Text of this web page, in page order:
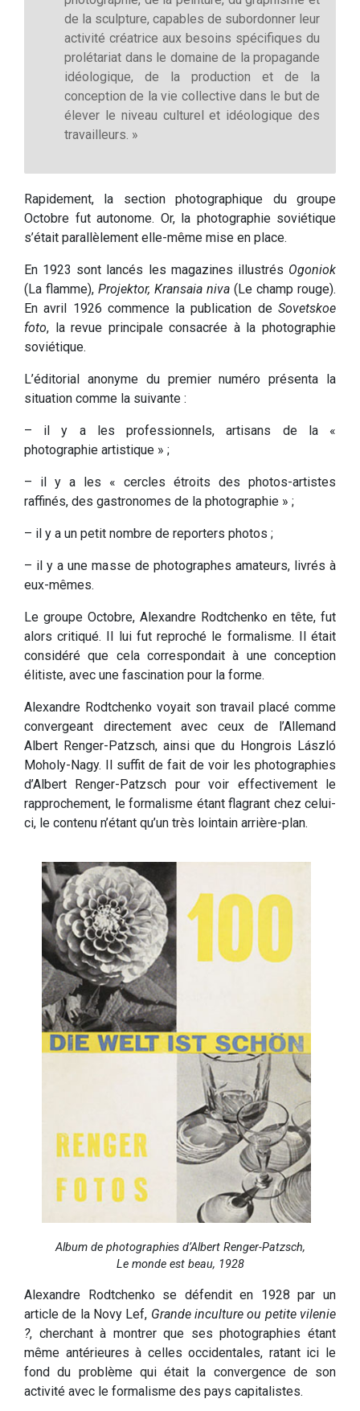
de la sculpture, capables de subordonner leur
activité créatrice aux besoins spécifiques du
prolétariat dans le domaine de la propagande
idéologique, de la production et de la
conception de la vie collective dans le but de
élever le niveau culturel et idéologique des
travailleurs. »
Rapidement, la section photographique du groupe
Octobre fut autonome. Or, la photographie soviétique
s’était parallèlement elle-même mise en place.
En 1923 sont lancés les magazines illustrés Ogoniok
(La flamme), Projektor, Kransaia niva (Le champ rouge).
En avril 1926 commence la publication de Sovetskoe
foto, la revue principale consacrée à la photographie
soviétique.
L’éditorial anonyme du premier numéro présenta la
situation comme la suivante :
– il y a les professionnels, artisans de la «
photographie artistique » ;
– il y a les « cercles étroits des photos-artistes
raffinés, des gastronomes de la photographie » ;
– il y a un petit nombre de reporters photos ;
– il y a une masse de photographes amateurs, livrés à
eux-mêmes.
Le groupe Octobre, Alexandre Rodtchenko en tête, fut
alors critiqué. Il lui fut reproché le formalisme. Il était
considéré que cela correspondait à une conception
élitiste, avec une fascination pour la forme.
Alexandre Rodtchenko voyait son travail placé comme
convergeant directement avec ceux de l’Allemand
Albert Renger-Patzsch, ainsi que du Hongrois László
Moholy-Nagy. Il suffit de fait de voir les photographies
d’Albert Renger-Patzsch pour voir effectivement le
rapprochement, le formalisme étant flagrant chez celui-
ci, le contenu n’étant qu’un très lointain arrière-plan.
Album de photographies d’Albert Renger-Patzsch,
Le monde est beau, 1928
Alexandre Rodtchenko se défendit en 1928 par un
article de la Novy Lef, Grande inculture ou petite vilenie
?, cherchant à montrer que ses photographies étant
même antérieures à celles occidentales, ratant ici le
fond du problème qui était la convergence de son
activité avec le formalisme des pays capitalistes.